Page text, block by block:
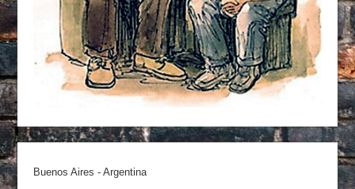
Buenos Aires - Argentina